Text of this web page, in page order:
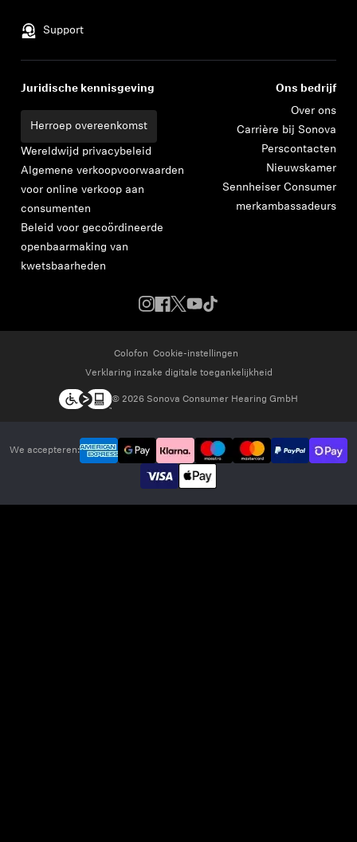
Support
Juridische kennisgeving
Herroep overeenkomst
Wereldwijd privacybeleid
Algemene verkoopvoorwaarden
voor online verkoop aan
consumenten
Beleid voor gecoördineerde
openbaarmaking van
kwetsbaarheden
Ons bedrijf
Over ons
Carrière bij Sonova
Perscontacten
Nieuwskamer
Sennheiser Consumer
merkambassadeurs
Colofon Cookie-instellingen
Verklaring inzake digitale toegankelijkheid
© 2026 Sonova Consumer Hearing GmbH
We accepteren:
Meld u aan bij uw account om producten aan
toe te voegen en uw eerder opgeslagen
Login